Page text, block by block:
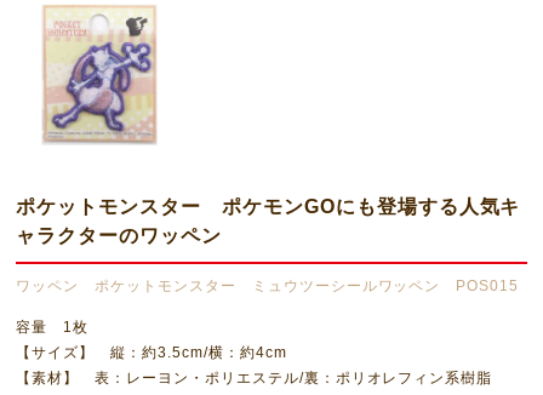
ポケットモンスター ポケモンGOにも登場する人気キ
ャラクターのワッペン
ワッペン ポケットモンスター ミュウツーシールワッペン POS015
容量 1枚
【サイズ】 縦：約3.5cm/横：約4cm
【素材】 表：レーヨン・ポリエステル/裏：ポリオレフィン系樹脂